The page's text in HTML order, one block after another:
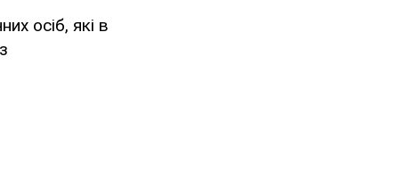
осіб, які в